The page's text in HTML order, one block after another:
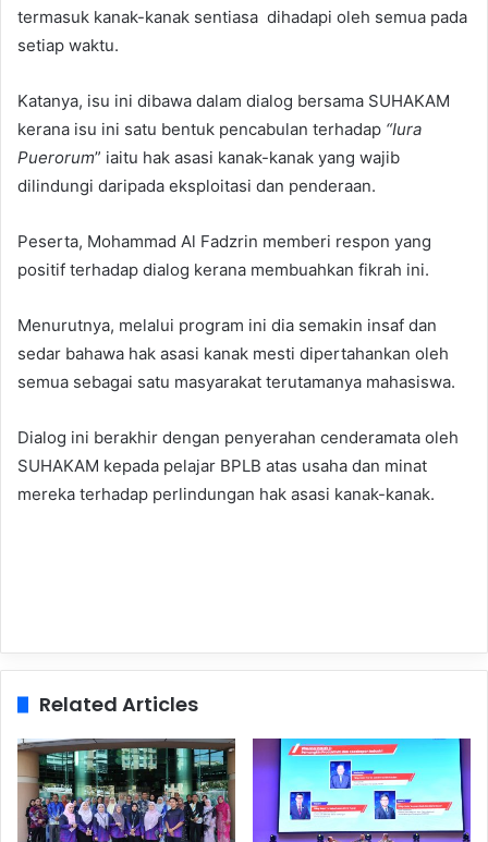
termasuk kanak-kanak sentiasa dihadapi oleh semua pada
setiap waktu.
Katanya, isu ini dibawa dalam dialog bersama SUHAKAM
kerana isu ini satu bentuk pencabulan terhadap “Iura
Puerorum” iaitu hak asasi kanak-kanak yang wajib
dilindungi daripada eksploitasi dan penderaan.
Peserta, Mohammad Al Fadzrin memberi respon yang
positif terhadap dialog kerana membuahkan fikrah ini.
Menurutnya, melalui program ini dia semakin insaf dan
sedar bahawa hak asasi kanak mesti dipertahankan oleh
semua sebagai satu masyarakat terutamanya mahasiswa.
Dialog ini berakhir dengan penyerahan cenderamata oleh
SUHAKAM kepada pelajar BPLB atas usaha dan minat
mereka terhadap perlindungan hak asasi kanak-kanak.
Related Articles